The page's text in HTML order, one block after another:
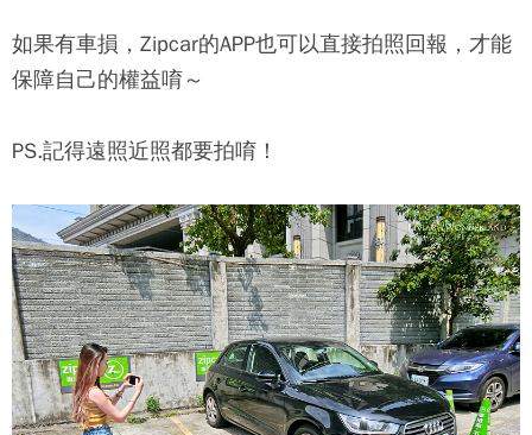
如果有車損， Zipcar的APP也可以直接拍照回報，才能
保障自己的權益唷～
PS.記得遠照近照都要拍唷！